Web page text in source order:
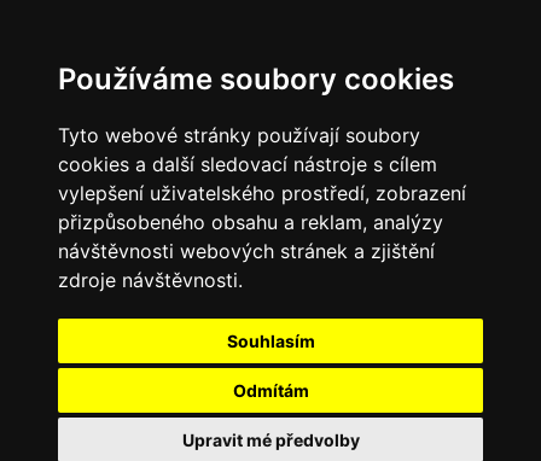
Používáme soubory cookies
Tyto webové stránky používají soubory
cookies a další sledovací nástroje s cílem
vylepšení uživatelského prostředí, zobrazení
přizpůsobeného obsahu a reklam, analýzy
návštěvnosti webových stránek a zjištění
zdroje návštěvnosti.
Souhlasím
Odmítám
Upravit mé předvolby